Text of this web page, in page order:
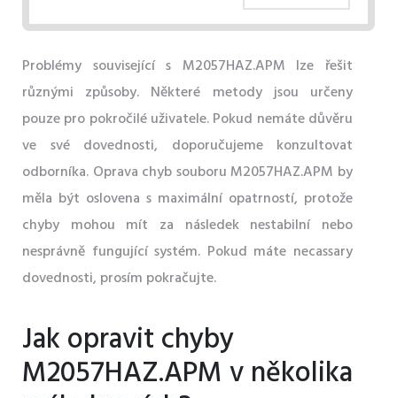
Problémy související s M2057HAZ.APM lze řešit
různými způsoby. Některé metody jsou určeny
pouze pro pokročilé uživatele. Pokud nemáte důvěru
ve své dovednosti, doporučujeme konzultovat
odborníka. Oprava chyb souboru M2057HAZ.APM by
měla být oslovena s maximální opatrností, protože
chyby mohou mít za následek nestabilní nebo
nesprávně fungující systém. Pokud máte necassary
dovednosti, prosím pokračujte.
Jak opravit chyby
M2057HAZ.APM v několika